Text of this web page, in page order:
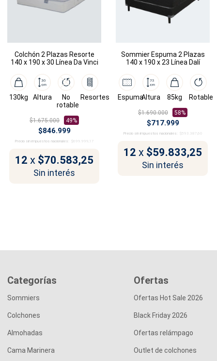
Colchón 2 Plazas Resorte
140 x 190 x 30 Línea Da Vinci
130kg Altura
No
rotable
Resortes
$1.675.000 49%
$846.999
Precio sin impuestos nacionales: $699.999,17
12 x $70.583,25
Sin interés
Sommier Espuma 2 Plazas
140 x 190 x 23 Línea Dalí
EspumaAltura 85kg Rotable
$1.690.000 58%
$717.999
Precio sin impuestos nacionales: $593.387,60
12 x $59.833,25
Sin interés
Categorías
Sommiers
Colchones
Almohadas
Cama Marinera
Ofertas
Ofertas Hot Sale 2026
Black Friday 2026
Ofertas relámpago
Outlet de colchones